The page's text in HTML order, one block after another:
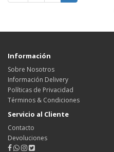
Información
Sobre Nosotros
Información Delivery
Políticas de Privacidad
Términos & Condiciones
Servicio al Cliente
Contacto
Devoluciones